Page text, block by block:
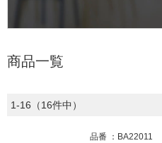
商品一覧
1-16（16件中）
品番
BA22011